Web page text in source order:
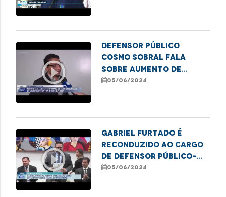
play_circle_outline
Defensor público
Cosmo Sobral fala
sobre aumento de
casos de violência
05/06/2024
play_circle_outline
Gabriel Furtado é
reconduzido ao cargo
de defensor público-
geral do Estado
05/06/2024